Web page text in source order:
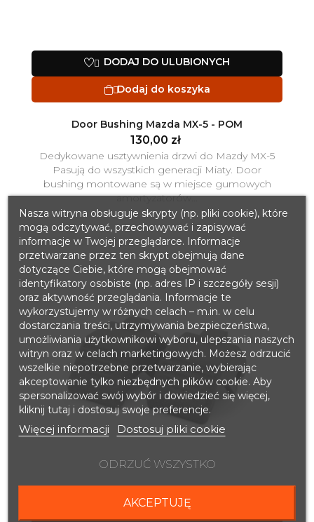
 DODAJ DO ULUBIONYCH
Dodaj do koszyka
Door Bushing Mazda MX-5 - POM
130,00 zł
Dedykowane usztywnienia drzwi do Mazdy MX-5
Pasują do wszystkich generacji Miaty. Door
bushing montowane są w miejsce gumowych
amortyzatorów...
DODAJ DO ULUBIONYCH
Nasza witryna obsługuje skrypty (np. pliki cookie), które
mogą odczytywać, przechowywać i zapisywać
informacje w Twojej przeglądarce. Informacje
przetwarzane przez ten skrypt obejmują dane
dotyczące Ciebie, które mogą obejmować
identyfikatory osobiste (np. adres IP i szczegóły sesji)
oraz aktywność przeglądania. Informacje te
wykorzystujemy w różnych celach – m.in. w celu
dostarczania treści, utrzymywania bezpieczeństwa,
umożliwiania użytkownikowi wyboru, ulepszania naszych
witryn oraz w celach marketingowych. Możesz odrzucić
wszelkie niepotrzebne przetwarzanie, wybierając
akceptowanie tylko niezbędnych plików cookie. Aby
spersonalizować swój wybór i dowiedzieć się więcej,
kliknij tutaj i dostosuj swoje preferencje.
Więcej informacji Dostosuj pliki cookie
ODRZUĆ WSZYSTKO
AKCEPTUJĘ